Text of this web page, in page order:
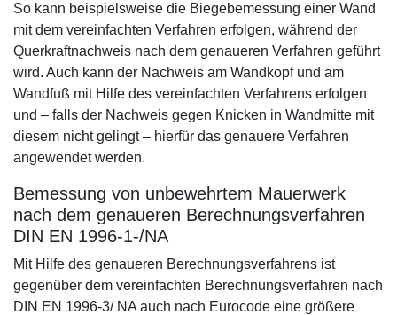
So kann beispielsweise die Biegebemessung einer Wand
mit dem vereinfachten Verfahren erfolgen, während der
Querkraftnachweis nach dem genaueren Verfahren geführt
wird. Auch kann der Nachweis am Wandkopf und am
Wandfuß mit Hilfe des vereinfachten Verfahrens erfolgen
und – falls der Nachweis gegen Knicken in Wandmitte mit
diesem nicht gelingt – hierfür das genauere Verfahren
angewendet werden.
Bemessung von unbewehrtem Mauerwerk
nach dem genaueren Berechnungsverfahren
DIN EN 1996-1-/NA
Mit Hilfe des genaueren Berechnungsverfahrens ist
gegenüber dem vereinfachten Berechnungsverfahren nach
DIN EN 1996-3/ NA auch nach Eurocode eine größere